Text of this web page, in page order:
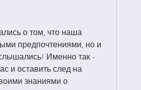
о том, что наша
предпочтениями, но и
Именно так -
и оставить след на
знаниями о